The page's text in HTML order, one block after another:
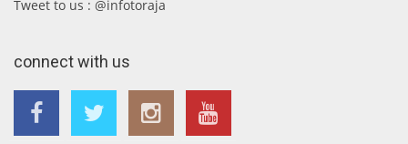
Tweet to us : @infotoraja
connect with us